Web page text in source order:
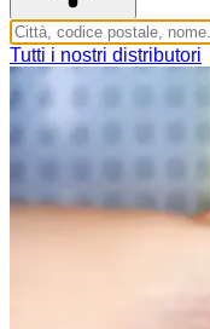
Tutti i nostri distributori